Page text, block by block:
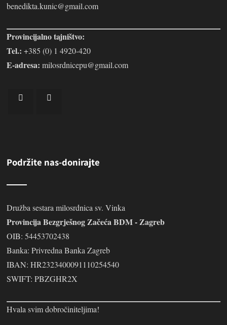
benedikta.kunic@gmail.com
Provincijalno tajništvo:
Tel.:+385 (0) 1 4920-420
E-adresa:milosrdnicepu@gmail.com
Podržite nas-donirajte
Družba sestara milosrdnica sv. Vinka
Provincija Bezgrješnog Začeća BDM - Zagreb
OIB: 54453702438
Banka: Privredna Banka Zagreb
IBAN: HR2323400091110254540
SWIFT: PBZGHR2X
Hvala svim dobročiniteljima!